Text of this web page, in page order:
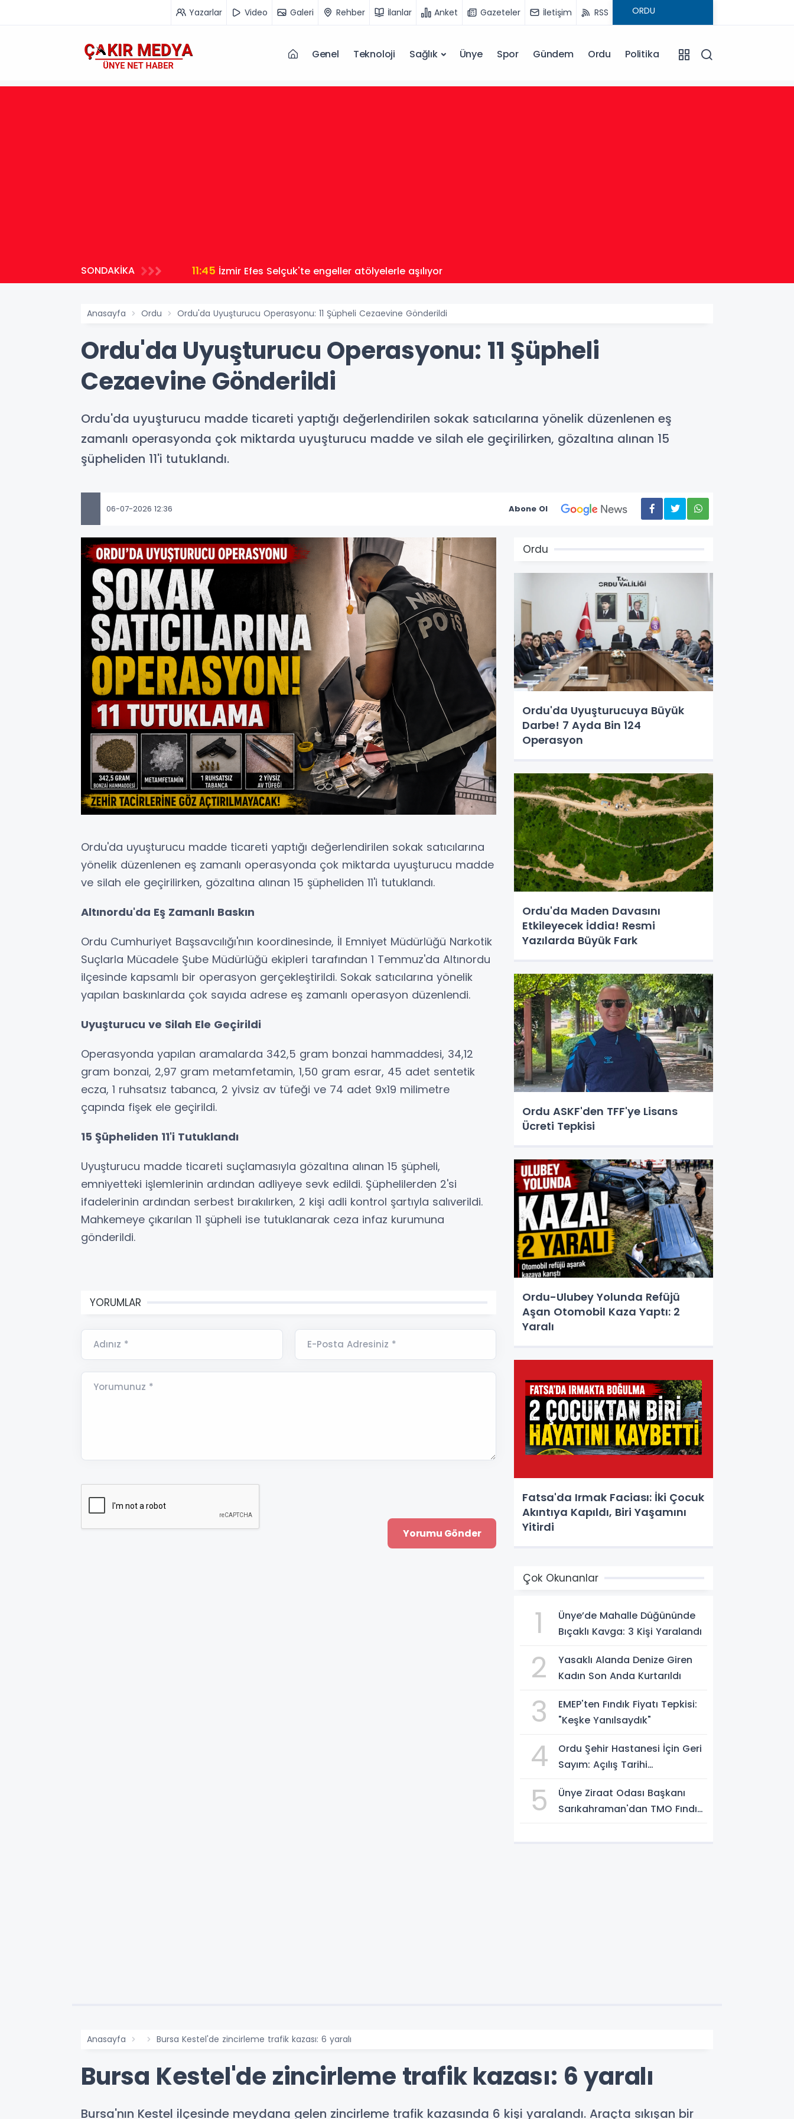
Yazarlar Video Galeri Rehber İlanlar Anket Gazeteler İletişim RSS
Genel Teknoloji Sağlık Ünye Spor Gündem Ordu Politika
SONDAKİKA 11:45 İzmir Efes Selçuk'te engeller atölyelerle aşılıyor
Anasayfa Ordu Ordu'da Uyuşturucu Operasyonu: 11 Şüpheli Cezaevine Gönderildi
Ordu'da Uyuşturucu Operasyonu: 11 Şüpheli
Cezaevine Gönderildi
Ordu'da uyuşturucu madde ticareti yaptığı değerlendirilen sokak satıcılarına yönelik düzenlenen eş
zamanlı operasyonda çok miktarda uyuşturucu madde ve silah ele geçirilirken, gözaltına alınan 15
şüpheliden 11'i tutuklandı.
06-07-2026 12:36 Abone Ol
Ordu'da uyuşturucu madde ticareti yaptığı değerlendirilen sokak satıcılarına
yönelik düzenlenen eş zamanlı operasyonda çok miktarda uyuşturucu madde
ve silah ele geçirilirken, gözaltına alınan 15 şüpheliden 11'i tutuklandı.
Altınordu'da Eş Zamanlı Baskın
Ordu Cumhuriyet Başsavcılığı'nın koordinesinde, İl Emniyet Müdürlüğü Narkotik
Suçlarla Mücadele Şube Müdürlüğü ekipleri tarafından 1 Temmuz'da Altınordu
ilçesinde kapsamlı bir operasyon gerçekleştirildi. Sokak satıcılarına yönelik
yapılan baskınlarda çok sayıda adrese eş zamanlı operasyon düzenlendi.
Uyuşturucu ve Silah Ele Geçirildi
Operasyonda yapılan aramalarda 342,5 gram bonzai hammaddesi, 34,12
gram bonzai, 2,97 gram metamfetamin, 1,50 gram esrar, 45 adet sentetik
ecza, 1 ruhsatsız tabanca, 2 yivsiz av tüfeği ve 74 adet 9x19 milimetre
çapında fişek ele geçirildi.
15 Şüpheliden 11'i Tutuklandı
Uyuşturucu madde ticareti suçlamasıyla gözaltına alınan 15 şüpheli,
emniyetteki işlemlerinin ardından adliyeye sevk edildi. Şüphelilerden 2'si
ifadelerinin ardından serbest bırakılırken, 2 kişi adli kontrol şartıyla salıverildi.
Mahkemeye çıkarılan 11 şüpheli ise tutuklanarak ceza infaz kurumuna
gönderildi.
YORUMLAR
Adınız * E-Posta Adresiniz *
Yorumunuz *
Ordu
Ordu'da Uyuşturucuya Büyük
Darbe! 7 Ayda Bin 124
Operasyon
Ordu'da Maden Davasını
Etkileyecek İddia! Resmi
Yazılarda Büyük Fark
Ordu ASKF'den TFF'ye Lisans
Ücreti Tepkisi
Ordu-Ulubey Yolunda Refüjü
Aşan Otomobil Kaza Yaptı: 2
Yaralı
Fatsa'da Irmak Faciası: İki Çocuk
Akıntıya Kapıldı, Biri Yaşamını
Yitirdi
Çok Okunanlar
1
Ünye’de Mahalle Düğününde
Bıçaklı Kavga: 3 Kişi Yaralandı
2
Yasaklı Alanda Denize Giren
Kadın Son Anda Kurtarıldı
3
EMEP'ten Fındık Fiyatı Tepkisi:
"Keşke Yanılsaydık"
4
Ordu Şehir Hastanesi İçin Geri
Sayım: Açılış Tarihi
5
Ünye Ziraat Odası Başkanı
Sarıkahraman'dan TMO Fındık
Anasayfa Bursa Kestel'de zincirleme trafik kazası: 6 yaralı
Bursa Kestel'de zincirleme trafik kazası: 6 yaralı
Bursa'nın Kestel ilçesinde meydana gelen zincirleme trafik kazasında 6 kişi yaralandı. Araçta sıkışan bir